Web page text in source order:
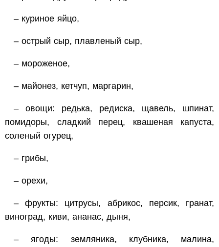
– куриное яйцо,
– острый сыр, плавленый сыр,
– мороженое,
– майонез, кетчуп, маргарин,
– овощи: редька, редиска, щавель, шпинат,
помидоры, сладкий перец, квашеная капуста,
соленый огурец,
– грибы,
– орехи,
– фрукты: цитрусы, абрикос, персик, гранат,
виноград, киви, ананас, дыня,
– ягоды: земляника, клубника, малина,